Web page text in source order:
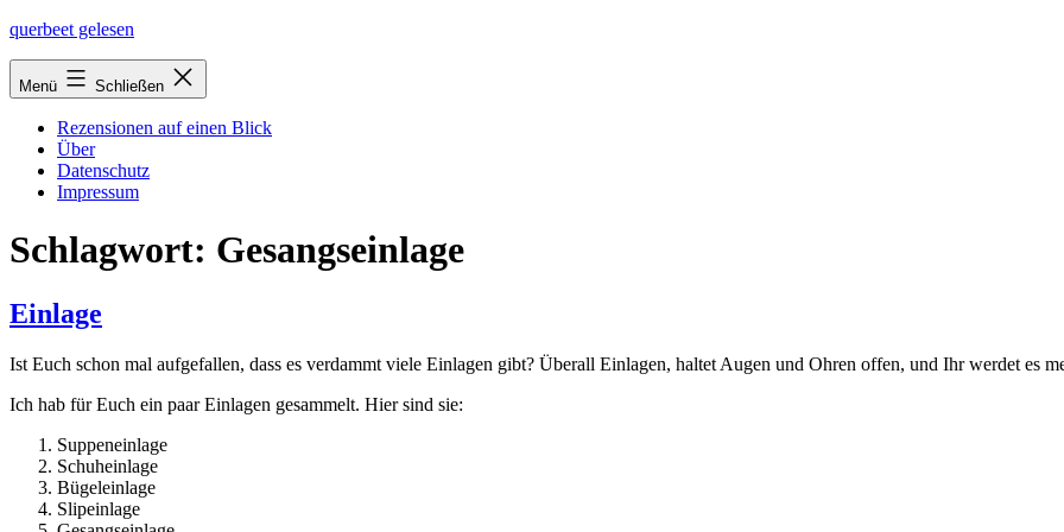
Zum
springen
querbeet gelesen
Menü Schließen
Rezensionen auf einen Blick
Über
Datenschutz
Impressum
Schlagwort: Gesangseinlage
Einlage
Ist Euch schon mal auf­ge­fal­len, dass es ver­dammt vie­le Einlagen gibt? Überall Einlagen, hal­tet Augen und Ohren offen, und Ihr wer­det es
Ich hab für Euch ein paar Einlagen gesam­melt. Hier sind sie:
Suppeneinlage
Schuheinlage
Bügeleinlage
Slipeinlage